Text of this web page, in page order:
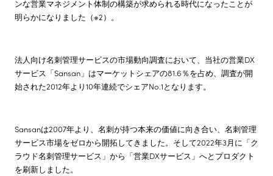
ンな営業マネジメント体制の構築が求められる時代になったことが
明らかになりました（※2）。
法人向け名刺管理サービスの市場動向調査において、当社の営業DX
サービス「Sansan」はマーケットシェアの81.6％を占め、調査が開
始された2012年より10年連続でシェアNo.1となります。
Sansanは2007年より、名刺が持つ本来の価値に向き合い、名刺管理
サービス市場をゼロから開拓してきました。そして2022年3月に「ク
ラウド名刺管理サービス」から「営業DXサービス」へとプロダクト
を刷新しました。